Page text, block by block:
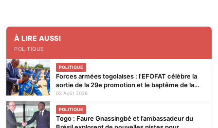
À LIRE AUSSI
POLITIQUE
POLITIQUE
Forces armées togolaises : l’EFOFAT célèbre la
sortie de la 29e promotion et le baptême de la
30e
02 Août 2026
POLITIQUE
Togo : Faure Gnassingbé et l’ambassadeur du